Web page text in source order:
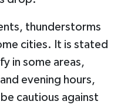
thunderstorms
cities. It is stated
in some areas,
evening hours,
cautious against